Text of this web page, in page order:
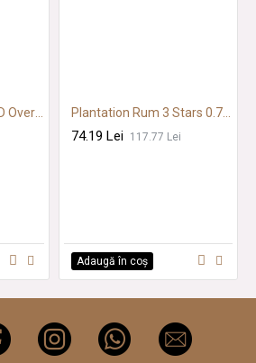
Plantation Rum 3 Stars 0.7L SGR
74.19 Lei 117.77 Lei
Adaugă în coş